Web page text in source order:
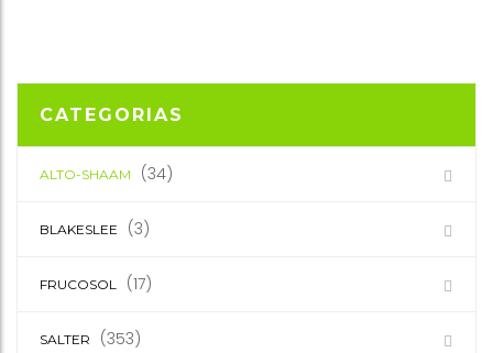
CATEGORIAS
ALTO-SHAAM (34)
BLAKESLEE (3)
FRUCOSOL (17)
SALTER (353)